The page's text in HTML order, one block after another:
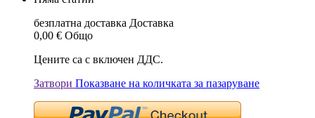
безплатна доставка Доставка
0,00 € Общо
Цените са с включен ДДС.
Затвори Показване на количката за пазаруване